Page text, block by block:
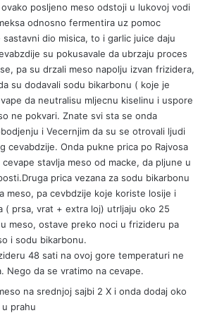
posljeno meso odstoji u lukovoj vodi
odnosno fermentira uz pomoc
dio misica, to i garlic juice daju
su pokusavale da ubrzaju proces
pa su drzali meso napolju izvan frizidera,
su dodavali sodu bikarbonu ( koje je
da neutralisu mljecnu kiselinu i uspore
ne pokvari. Znate svi sta se onda
i Vecernjim da su se otrovali ljudi
cevabdzije. Onda pukne prica po Rajvosa
stavlja meso od macke, da pljune u
prica vezana za sodu bikarbonu
meso, pa cevbdzije koje koriste losije i
( prsa, vrat + extra loj) utrljaju oko 25
meso, ostave preko noci u frizideru pa
i sodu bikarbonu.
48 sati na ovoj gore temperaturi ne
Nego da se vratimo na cevape.
na srednjoj sajbi 2 X i onda dodaj oko
prahu